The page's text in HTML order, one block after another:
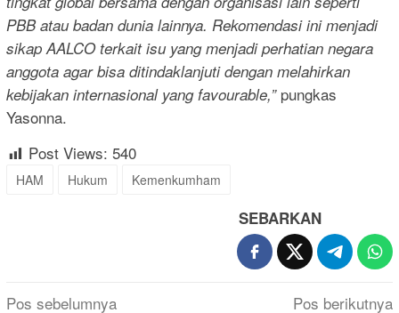
PBB atau badan dunia lainnya. Rekomendasi ini menjadi
sikap AALCO terkait isu yang menjadi perhatian negara
anggota agar bisa ditindaklanjuti dengan melahirkan
kebijakan internasional yang favourable,”pungkas
Yasonna.
Post Views: 540
HAM Hukum Kemenkumham
SEBARKAN
Navigasi
Pos sebelumnya
Pos berikutnya